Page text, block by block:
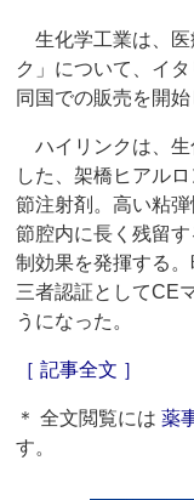
生化学工業は、医
ク」について、イ
同国での販売を開始
ハイリンクは、生
した、架橋ヒアル
節注射剤。高い粘
節腔内に長く残留
制効果を発揮する
三者認証としてCE
うになった。
［ 記事全文 ］
＊ 全文閲覧には薬
す。